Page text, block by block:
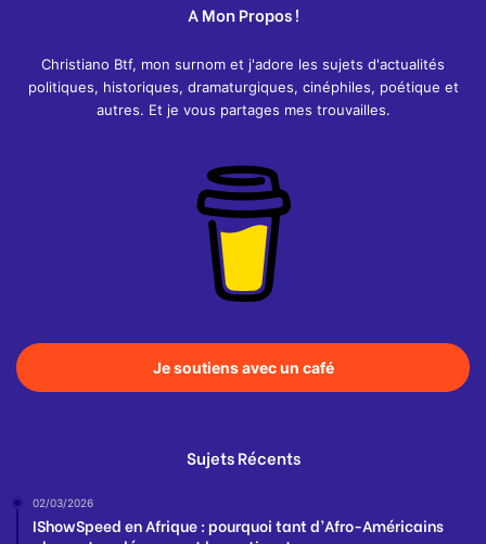
A Mon Propos !
Christiano Btf, mon surnom et j'adore les sujets d'actualités
politiques, historiques, dramaturgiques, cinéphiles, poétique et
autres. Et je vous partages mes trouvailles.
Je soutiens avec un café
Sujets Récents
02/03/2026
IShowSpeed en Afrique : pourquoi tant d’Afro-Américains